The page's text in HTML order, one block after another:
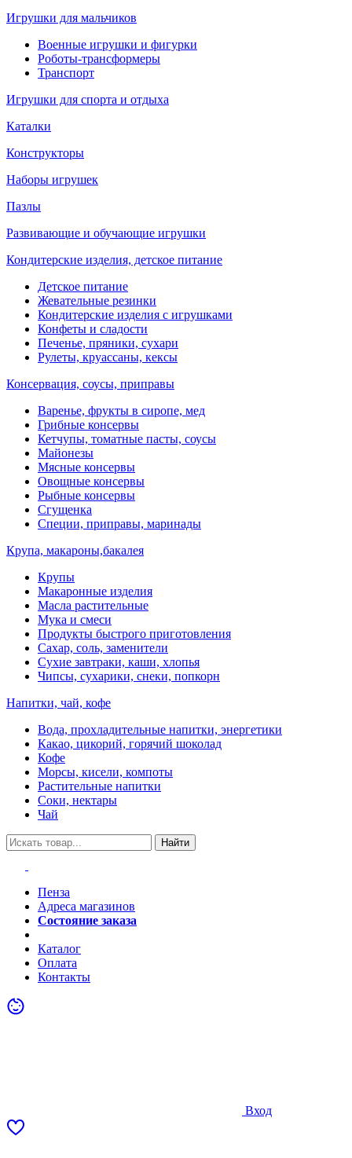
Игрушки для мальчиков
Военные игрушки и фигурки
Роботы-трансформеры
Транспорт
Игрушки для спорта и отдыха
Каталки
Конструкторы
Наборы игрушек
Пазлы
Развивающие и обучающие игрушки
Кондитерские изделия, детское питание
Детское питание
Жевательные резинки
Кондитерские изделия с игрушками
Конфеты и сладости
Печенье, пряники, сухари
Рулеты, круассаны, кексы
Консервация, соусы, приправы
Варенье, фрукты в сиропе, мед
Грибные консервы
Кетчупы, томатные пасты, соусы
Майонезы
Мясные консервы
Овощные консервы
Рыбные консервы
Сгущенка
Специи, приправы, маринады
Крупа, макароны,бакалея
Крупы
Макаронные изделия
Масла растительные
Мука и смеси
Продукты быстрого приготовления
Сахар, соль, заменители
Сухие завтраки, каши, хлопья
Чипсы, сухарики, снеки, попкорн
Напитки, чай, кофе
Вода, прохладительные напитки, энергетики
Какао, цикорий, горячий шоколад
Кофе
Морсы, кисели, компоты
Растительные напитки
Соки, нектары
Чай
Найти
Пенза
Адреса магазинов
Состояние заказа
Каталог
Оплата
Контакты
Вход